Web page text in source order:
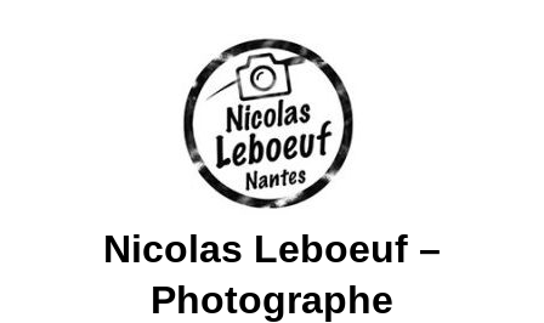
Nicolas Leboeuf –
Photographe